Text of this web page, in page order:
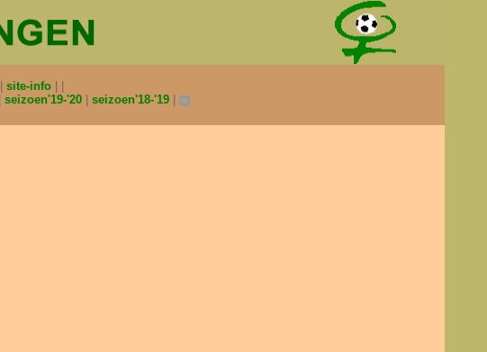
site-info
seizoen'19-'20 seizoen'18-'19